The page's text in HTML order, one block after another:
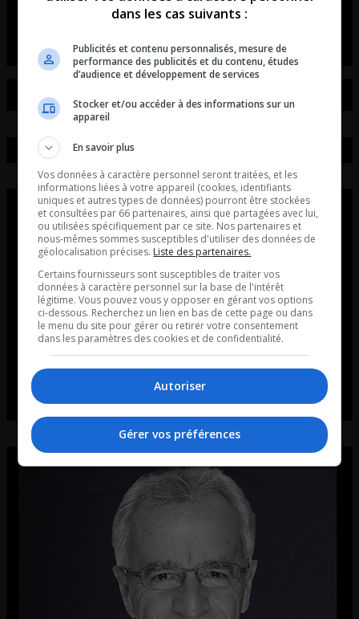
L’intro de Couture dans le mid
dans les cas suivants :
Publicités et contenu personnalisés, mesure de
performance des publicités et du contenu, études
d’audience et développement de services
Stocker et/ou accéder à des informations sur un
appareil
En savoir plus
Vos données à caractère personnel seront traitées, et les
informations liées à votre appareil (cookies, identifiants
uniques et autres types de données) pourront être stockées
et consultées par 66 partenaires, ainsi que partagées avec lui,
ou utilisées spécifiquement par ce site. Nos partenaires et
nous-mêmes sommes susceptibles d'utiliser des données de
géolocalisation précises. Liste des partenaires.
Certains fournisseurs sont susceptibles de traiter vos
données à caractère personnel sur la base de l'intérêt
légitime. Vous pouvez vous y opposer en gérant vos options
ci-dessous. Recherchez un lien en bas de cette page ou dans
le menu du site pour gérer ou retirer votre consentement
dans les paramètres des cookies et de confidentialité.
Autoriser
Gérer vos préférences